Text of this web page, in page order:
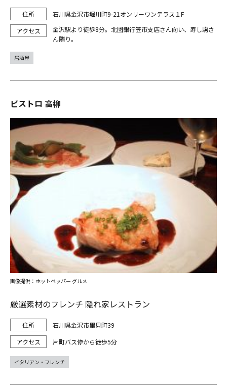
石川県金沢市堀川町9-21オンリーワンテラス１F
金沢駅より徒歩8分。北國銀行笠市支店さん向い、寿し駒さ
ん隣り。
居酒屋
ビストロ 高柳
厳選素材のフレンチ 隠れ家レストラン
石川県金沢市里見町39
片町バス停から徒歩5分
画像提供：ホットペッパー グルメ
イタリアン・フレンチ